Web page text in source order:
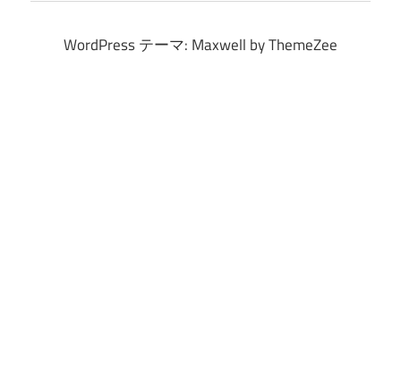
WordPress テーマ: Maxwell by ThemeZee